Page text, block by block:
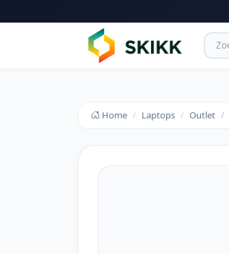
Home Laptops Outlet